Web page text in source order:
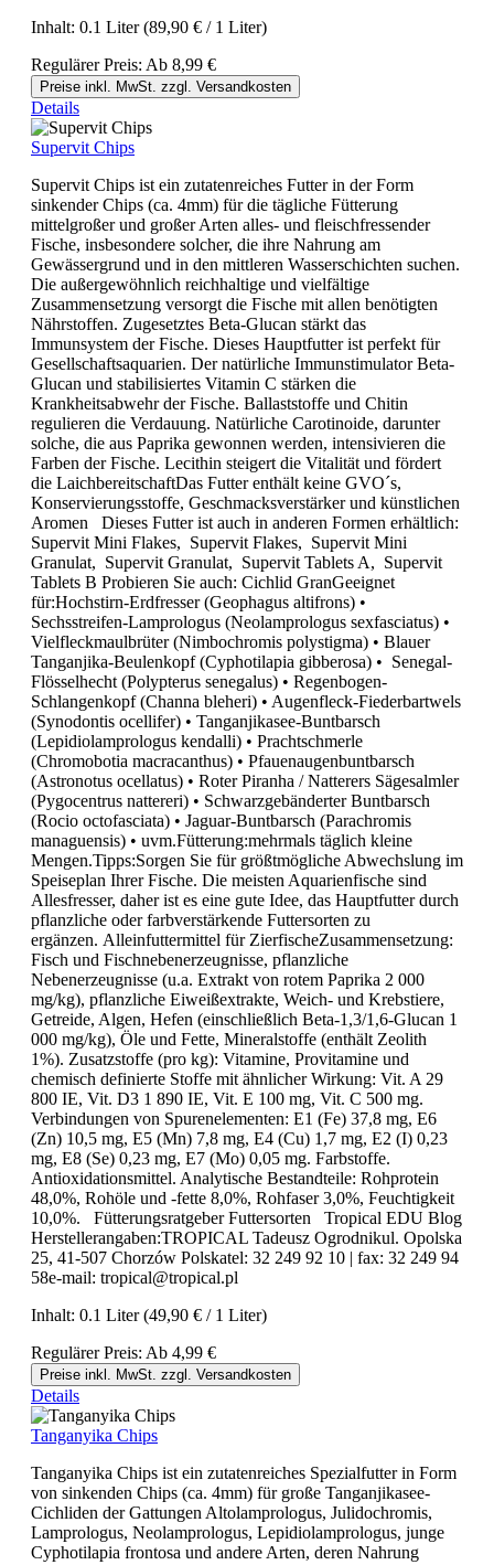
Inhalt: 0.1 Liter(89,90 € / 1 Liter)
Regulärer Preis: Ab 8,99 €
Preise inkl. MwSt. zzgl. Versandkosten
Details
Supervit Chips
Supervit Chips ist ein zutatenreiches Futter in der Form
sinkender Chips (ca. 4mm) für die tägliche Fütterung
mittelgroßer und großer Arten alles- und fleischfressender
Fische, insbesondere solcher, die ihre Nahrung am
Gewässergrund und in den mittleren Wasserschichten suchen.
Die außergewöhnlich reichhaltige und vielfältige
Zusammensetzung versorgt die Fische mit allen benötigten
Nährstoffen. Zugesetztes Beta-Glucan stärkt das
Immunsystem der Fische. Dieses Hauptfutter ist perfekt für
Gesellschaftsaquarien. Der natürliche Immunstimulator Beta-
Glucan und stabilisiertes Vitamin C stärken die
Krankheitsabwehr der Fische. Ballaststoffe und Chitin
regulieren die Verdauung. Natürliche Carotinoide, darunter
solche, die aus Paprika gewonnen werden, intensivieren die
Farben der Fische. Lecithin steigert die Vitalität und fördert
die LaichbereitschaftDas Futter enthält keine GVO´s,
Konservierungsstoffe, Geschmacksverstärker und künstlichen
Aromen Dieses Futter ist auch in anderen Formen erhältlich:
Supervit Mini Flakes, Supervit Flakes, Supervit Mini
Granulat, Supervit Granulat, Supervit Tablets A, Supervit
Tablets B Probieren Sie auch: Cichlid GranGeeignet
für:Hochstirn-Erdfresser (Geophagus altifrons) •
Sechsstreifen-Lamprologus (Neolamprologus sexfasciatus) •
Vielfleckmaulbrüter (Nimbochromis polystigma) • Blauer
Tanganjika-Beulenkopf (Cyphotilapia gibberosa) • Senegal-
Flösselhecht (Polypterus senegalus) • Regenbogen-
Schlangenkopf (Channa bleheri) • Augenfleck-Fiederbartwels
(Synodontis ocellifer) • Tanganjikasee-Buntbarsch
(Lepidiolamprologus kendalli) • Prachtschmerle
(Chromobotia macracanthus) • Pfauenaugenbuntbarsch
(Astronotus ocellatus) • Roter Piranha / Natterers Sägesalmler
(Pygocentrus nattereri) • Schwarzgebänderter Buntbarsch
(Rocio octofasciata) • Jaguar-Buntbarsch (Parachromis
managuensis) • uvm.Fütterung:mehrmals täglich kleine
Mengen.Tipps:Sorgen Sie für größtmögliche Abwechslung im
Speiseplan Ihrer Fische. Die meisten Aquarienfische sind
Allesfresser, daher ist es eine gute Idee, das Hauptfutter durch
pflanzliche oder farbverstärkende Futtersorten zu
ergänzen. Alleinfuttermittel für ZierfischeZusammensetzung:
Fisch und Fischnebenerzeugnisse, pflanzliche
Nebenerzeugnisse (u.a. Extrakt von rotem Paprika 2 000
mg/kg), pflanzliche Eiweißextrakte, Weich- und Krebstiere,
Getreide, Algen, Hefen (einschließlich Beta-1,3/1,6-Glucan 1
000 mg/kg), Öle und Fette, Mineralstoffe (enthält Zeolith
1%). Zusatzstoffe (pro kg): Vitamine, Provitamine und
chemisch definierte Stoffe mit ähnlicher Wirkung: Vit. A 29
800 IE, Vit. D3 1 890 IE, Vit. E 100 mg, Vit. C 500 mg.
Verbindungen von Spurenelementen: E1 (Fe) 37,8 mg, E6
(Zn) 10,5 mg, E5 (Mn) 7,8 mg, E4 (Cu) 1,7 mg, E2 (I) 0,23
mg, E8 (Se) 0,23 mg, E7 (Mo) 0,05 mg. Farbstoffe.
Antioxidationsmittel. Analytische Bestandteile: Rohprotein
48,0%, Rohöle und -fette 8,0%, Rohfaser 3,0%, Feuchtigkeit
10,0%. Fütterungsratgeber Futtersorten Tropical EDU Blog
Herstellerangaben:TROPICAL Tadeusz Ogrodnikul. Opolska
25, 41-507 Chorzów Polskatel: 32 249 92 10 | fax: 32 249 94
58e-mail: tropical@tropical.pl
Inhalt: 0.1 Liter(49,90 € / 1 Liter)
Regulärer Preis: Ab 4,99 €
Preise inkl. MwSt. zzgl. Versandkosten
Details
Tanganyika Chips
Tanganyika Chips ist ein zutatenreiches Spezialfutter in Form
von sinkenden Chips (ca. 4mm) für große Tanganjikasee-
Cichliden der Gattungen Altolamprologus, Julidochromis,
Lamprologus, Neolamprologus, Lepidiolamprologus, junge
Cyphotilapia frontosa und andere Arten, deren Nahrung